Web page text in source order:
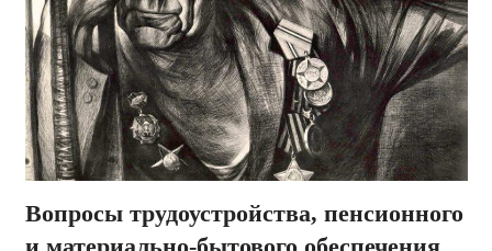
Вопросы трудоустройства, пенсионного